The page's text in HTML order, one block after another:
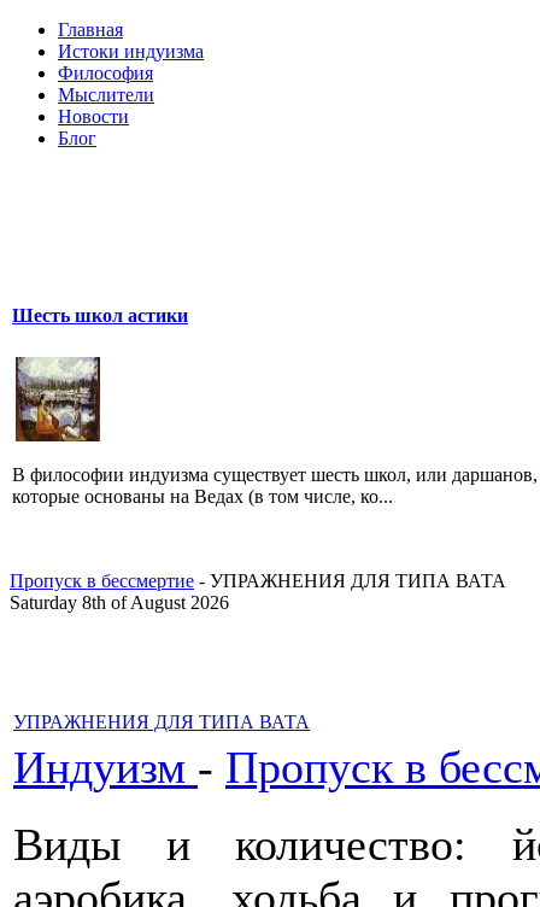
Главная
Истоки индуизма
Философия
Мыслители
Новости
Блог
Шесть школ астики
В философии индуизма существует шесть школ, или даршанов,
которые основаны на Ведах (в том числе, ко...
Пропуск в бессмертие - УПРАЖНЕНИЯ ДЛЯ ТИПА ВАТА
Saturday 8th of August 2026
УПРАЖНЕНИЯ ДЛЯ ТИПА ВАТА
Индуизм - Пропуск в
Виды и количество: